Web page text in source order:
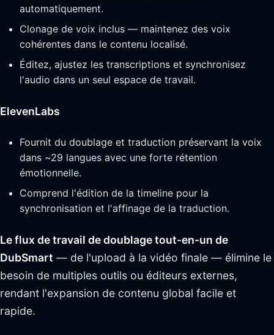
automatiquement.
Clonage de voix inclus — maintenez des voix
cohérentes dans le contenu localisé.
Éditez, ajustez les transcriptions et synchronisez
l'audio dans un seul espace de travail.
ElevenLabs
Fournit du doublage et traduction préservant la voix
dans ~29 langues avec une forte rétention
émotionnelle.
Comprend l'édition de la timeline pour la
synchronisation et l'affinage de la traduction.
Le flux de travail de doublage tout-en-un de
DubSmart — de l'upload à la vidéo finale — élimine le
besoin de multiples outils ou éditeurs externes,
rendant l'expansion de contenu global facile et
rapide.